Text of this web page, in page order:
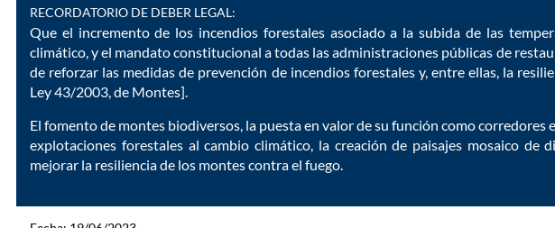
RECORDATORIO DE DEBER LEGAL:
Que el incremento de los incendios forestales asociado a la subida de las
climático, y el mandato constitucional a todas las administraciones públicas de
de reforzar las medidas de prevención de incendios forestales y, entre ellas, la
Ley 43/2003, de Montes].
El fomento de montes biodiversos, la puesta en valor de su función como corredores
explotaciones forestales al cambio climático, la creación de paisajes mosaico de
mejorar la resiliencia de los montes contra el fuego.